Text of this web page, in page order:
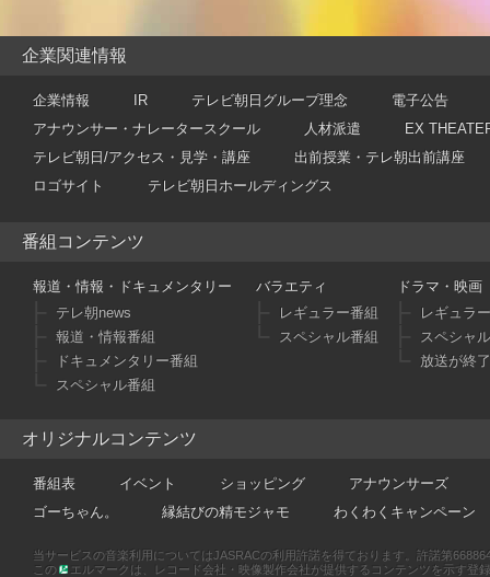
企業関連情報
企業情報 IR テレビ朝日グループ理念
電子公告
アナウンサー・ナレータースクール
人材派遣
EX
テレビ朝日/アクセス・見学・講座
出前授業・テレ朝出前講座
ロゴサイト
テレビ朝日ホールディングス
番組コンテンツ
報道・情報・ドキュメンタリー
テレ朝news
報道・情報番組
ドキュメンタリー番組
スペシャル番組
バラエティ
レギュラー番組
スペシャル番組
ドラマ・映画
レギュラ
スペシャ
放送が終
オリジナルコンテンツ
番組表 イベント ショッピング
アナウンサーズ
ゴーちゃん。
縁結びの精モジャモ わくわくキャンペーン
当サービスの音楽利用についてはJASRACの利用許諾を得ております。許諾第
この
エルマークは、レコード会社・映像製作会社が提供するコンテンツを示す登